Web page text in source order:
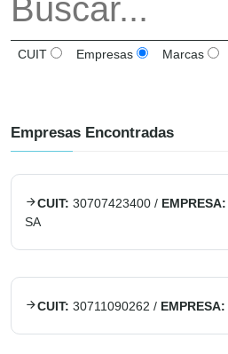
CUIT Empresas Marcas
Empresas Encontradas
CUIT: 30707423400 / EMPRESA:
SA
CUIT: 30711090262 / EMPRESA: